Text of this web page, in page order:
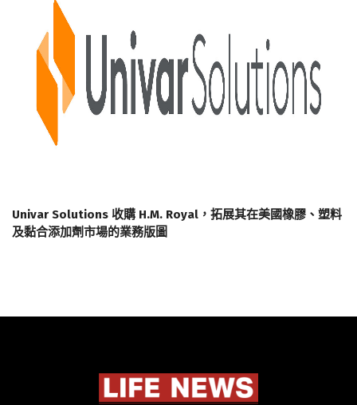
Univar Solutions 收購 H.M. Royal，拓展其在美國橡膠、塑料
及黏合添加劑市場的業務版圖